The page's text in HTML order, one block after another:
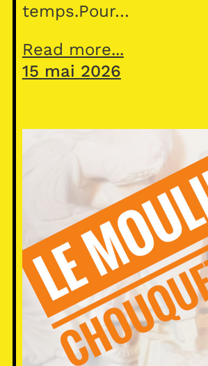
temps.Pour…
Read more...
15 mai 2026